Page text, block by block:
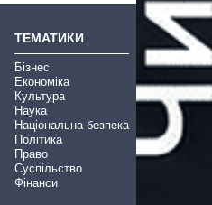
ТЕМАТИКИ
Бізнес
Економіка
Культура
Наука
Національна безпека
Політика
Право
Суспільство
Фінанси